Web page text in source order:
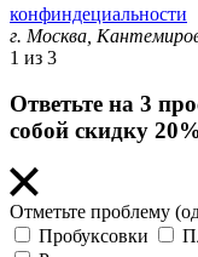
конфиндециальности
г. Москва,
1 из 3
Ответьте на 3
собой скидку
Отметьте проблему
Пробуксовки